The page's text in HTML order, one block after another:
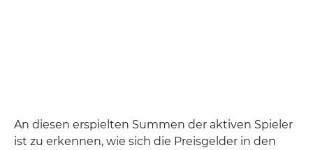
An diesen erspielten Summen der aktiven Spieler
ist zu erkennen, wie sich die Preisgelder in den